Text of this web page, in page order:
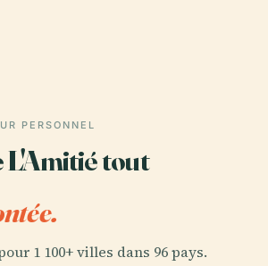
PERSONNEL
L'Amitié tout
1 100+ villes dans 96 pays.